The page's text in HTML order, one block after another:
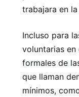
trabajara en
Incluso para
voluntarias en
formales de
que llaman
mínimos,